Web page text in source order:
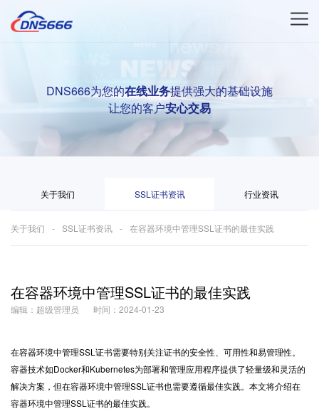
DNS666为您的在线业务提供强大的基础设施
让您的客户安心交易
关于我们 SSL证书资讯 行业资讯
关于我们 SSL证书资讯 在容器环境中管理SSL证书的最佳实践
在容器环境中管理SSL证书的最佳实践
编辑：超级管理员 时间：2024-01-23
在容器环境中管理SSL证书需要特别关注证书的安全性、可用性和易管理性。
容器技术如Docker和Kubernetes为部署和管理应用程序提供了轻量级和灵活的
解决方案，但在容器环境中管理SSL证书也需要遵循最佳实践。本文将介绍在
容器环境中管理SSL证书的最佳实践。